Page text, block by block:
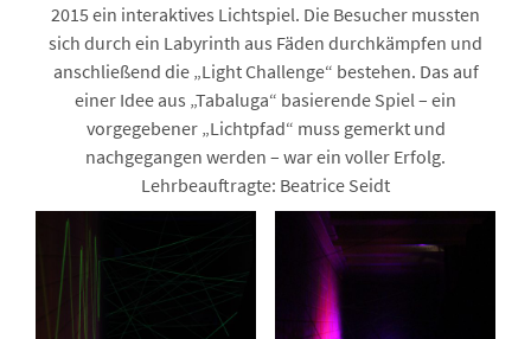
2015 ein interaktives Lichtspiel. Die Besucher mussten
sich durch ein Labyrinth aus Fäden durchkämpfen und
anschließend die „Light Challenge“ bestehen. Das auf
einer Idee aus „Tabaluga“ basierende Spiel – ein
vorgegebener „Lichtpfad“ muss gemerkt und
nachgegangen werden – war ein voller Erfolg.
Lehrbeauftragte: Beatrice Seidt